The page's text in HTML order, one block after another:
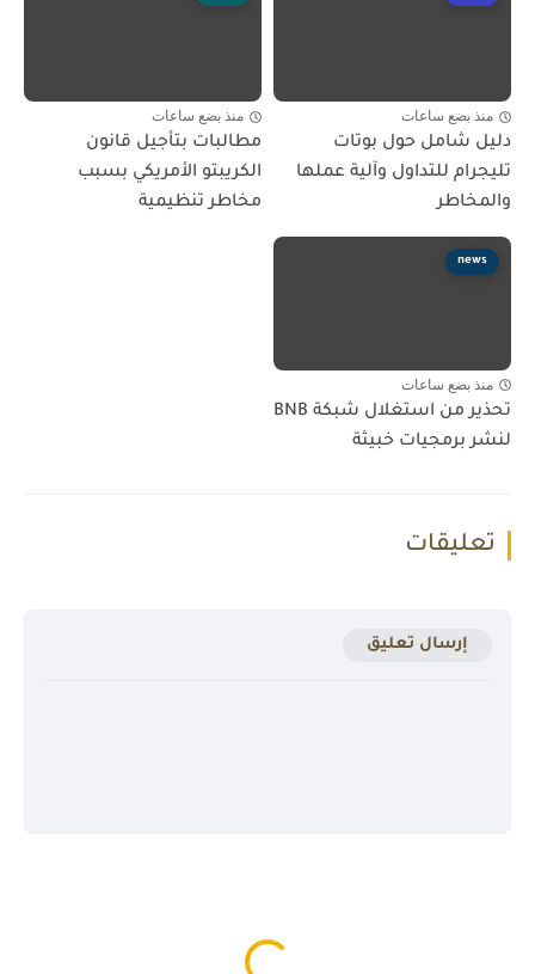
منذ بضع ساعات
دليل شامل حول بوتات
تليجرام للتداول وآلية عملها
والمخاطر
منذ بضع ساعات
مطالبات بتأجيل قانون
الكريبتو الأمريكي بسبب
مخاطر تنظيمية
news
منذ بضع ساعات
تحذير من استغلال شبكة BNB
لنشر برمجيات خبيثة
تعليقات
إرسال تعليق